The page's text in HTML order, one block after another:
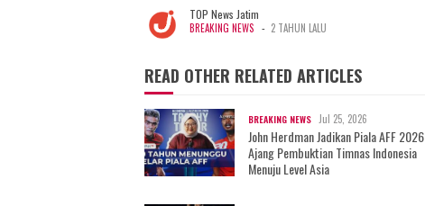
TOP News Jatim
BREAKING NEWS - 2 TAHUN LALU
READ OTHER RELATED ARTICLES
BREAKING NEWS Jul 25, 2026
John Herdman Jadikan Piala AFF 2026
Ajang Pembuktian Timnas Indonesia
Menuju Level Asia